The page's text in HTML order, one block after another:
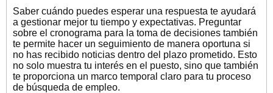
Saber cuándo puedes esperar una respuesta te ayudará
a gestionar mejor tu tiempo y expectativas. Preguntar
sobre el cronograma para la toma de decisiones también
te permite hacer un seguimiento de manera oportuna si
no has recibido noticias dentro del plazo prometido. Esto
no solo muestra tu interés en el puesto, sino que también
te proporciona un marco temporal claro para tu proceso
de búsqueda de empleo.